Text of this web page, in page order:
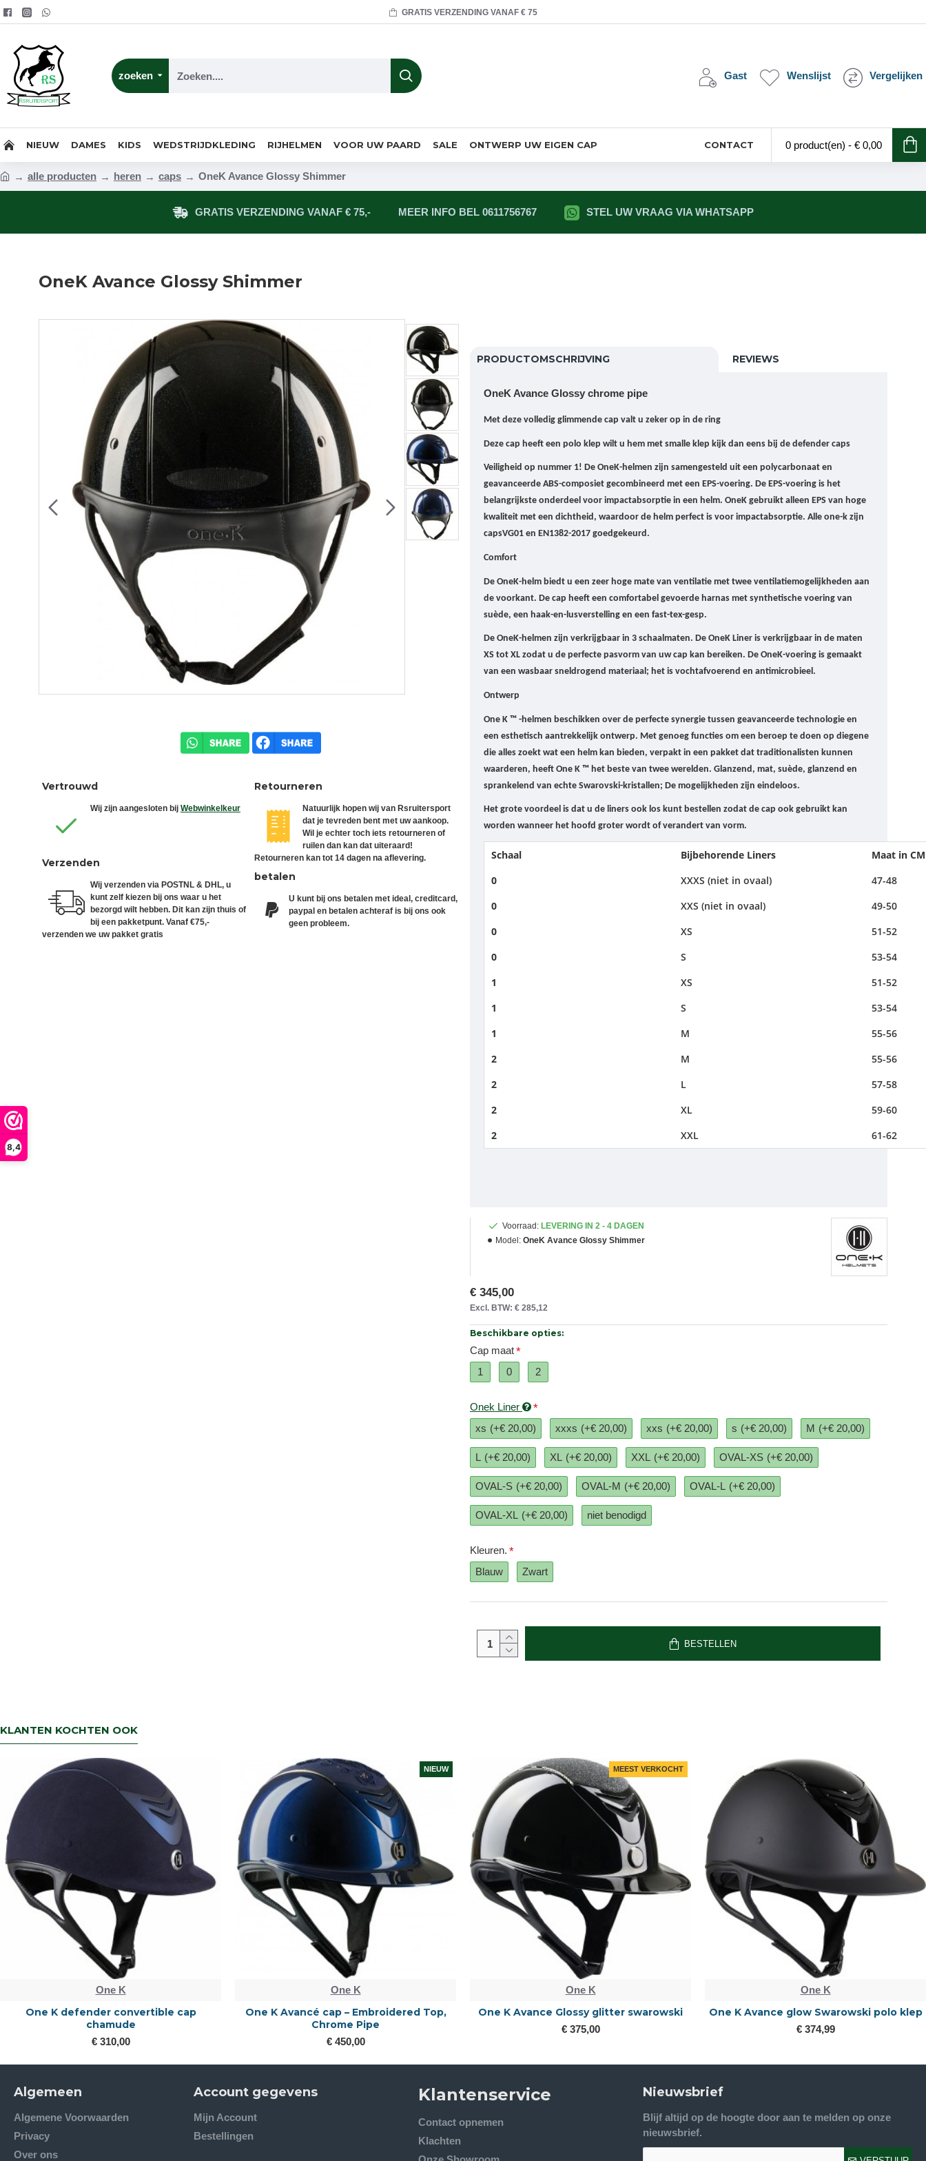
8,4
GRATIS VERZENDING VANAF € 75
zoeken Gast Wenslijst Vergelijken
NIEUW DAMES KIDS WEDSTRIJDKLEDING RIJHELMEN VOOR UW PAARD SALE ONTWERP UW EIGEN CAP CONTACT 0 product(en) - € 0,00
alle producten heren caps OneK Avance Glossy Shimmer
GRATIS VERZENDING VANAF € 75,- MEER INFO BEL 0611756767 STEL UW VRAAG VIA WHATSAPP
OneK Avance Glossy Shimmer
Vertrouwd
Wij zijn aangesloten bij Webwinkelkeur
Verzenden
Wij verzenden via POSTNL & DHL, u
kunt zelf kiezen bij ons waar u het
bezorgd wilt hebben. Dit kan zijn thuis of
bij een pakketpunt. Vanaf €75,-
verzenden we uw pakket gratis
Retourneren
Natuurlijk hopen wij van Rsruitersport
dat je tevreden bent met uw aankoop.
Wil je echter toch iets retourneren of
ruilen dan kan dat uiteraard!
Retourneren kan tot 14 dagen na aflevering.
betalen
U kunt bij ons betalen met ideal, creditcard,
paypal en betalen achteraf is bij ons ook
geen probleem.
PRODUCTOMSCHRIJVING REVIEWS
OneK Avance Glossy chrome pipe
Met deze volledig glimmende cap valt u zeker op in de ring
Deze cap heeft een polo klep wilt u hem met smalle klep kijk dan eens bij de defender caps
Veiligheid op nummer 1! De OneK-helmen zijn samengesteld uit een polycarbonaat en
geavanceerde ABS-composiet gecombineerd met een EPS-voering. De EPS-voering is het
belangrijkste onderdeel voor impactabsorptie in een helm. OneK gebruikt alleen EPS van hoge
kwaliteit met een dichtheid, waardoor de helm perfect is voor impactabsorptie. Alle one-k zijn
capsVG01 en EN1382-2017 goedgekeurd.
Comfort
De OneK-helm biedt u een zeer hoge mate van ventilatie met twee ventilatiemogelijkheden aan
de voorkant. De cap heeft een comfortabel gevoerde harnas met synthetische voering van
suède, een haak-en-lusverstelling en een fast-tex-gesp.
De OneK-helmen zijn verkrijgbaar in 3 schaalmaten. De OneK Liner is verkrijgbaar in de maten
XS tot XL zodat u de perfecte pasvorm van uw cap kan bereiken. De OneK-voering is gemaakt
van een wasbaar sneldrogend materiaal; het is vochtafvoerend en antimicrobieel.
Ontwerp
One K ™ -helmen beschikken over de perfecte synergie tussen geavanceerde technologie en
een esthetisch aantrekkelijk ontwerp. Met genoeg functies om een ​​beroep te doen op diegene
die alles zoekt wat een helm kan bieden, verpakt in een pakket dat traditionalisten kunnen
waarderen, heeft One K ™ het beste van twee werelden. Glanzend, mat, suède, glanzend en
sprankelend van echte Swarovski-kristallen; De mogelijkheden zijn eindeloos.
Het grote voordeel is dat u de liners ook los kunt bestellen zodat de cap ook gebruikt kan
worden wanneer het hoofd groter wordt of verandert van vorm.
Schaal Bijbehorende Liners
Maat in CM
0
XXXS (niet in ovaal)
47-48
0
XXS (niet in ovaal)
49-50
0
XS
51-52
0
S
53-54
1
XS
51-52
1
S
53-54
1
M
55-56
2
M
55-56
2
L
57-58
2
XL
59-60
2
XXL 61-62
Voorraad: LEVERING IN 2 - 4 DAGEN
Model: OneK Avance Glossy Shimmer
€ 345,00
Excl. BTW: € 285,12
Beschikbare opties:
Cap maat
1
0 2
Onek Liner
xs (+€ 20,00) xxxs (+€ 20,00) xxs (+€ 20,00) s (+€ 20,00) M (+€ 20,00)
L (+€ 20,00) XL (+€ 20,00) XXL (+€ 20,00) OVAL-XS (+€ 20,00)
OVAL-S (+€ 20,00) OVAL-M (+€ 20,00) OVAL-L (+€ 20,00)
OVAL-XL (+€ 20,00) niet benodigd
Kleuren.
Blauw
Zwart
BESTELLEN
KLANTEN KOCHTEN OOK
One K
One K defender convertible cap
chamude
€ 310,00
NIEUW
One K
One K Avancé cap – Embroidered Top,
Chrome Pipe
€ 450,00
MEEST VERKOCHT
One K
One K Avance Glossy glitter swarowski
€ 375,00
One K
One K Avance glow Swarowski polo klep
€ 374,99
Algemeen
Algemene Voorwaarden
Privacy
Over ons
Account gegevens
Mijn Account
Bestellingen
Klantenservice
Contact opnemen
Klachten
Nieuwsbrief
Blijf altijd op de hoogte door aan te melden op onze
nieuwsbrief.